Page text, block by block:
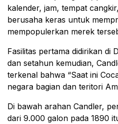
kalender, jam, tempat
berusaha keras untuk
mempopulerkan merek
Fasilitas pertama didirikan di
dan setahun kemudian,
terkenal bahwa “Saat ini
negara bagian dan teritori
Di bawah arahan Candler,
dari 9.000 galon pada 1890